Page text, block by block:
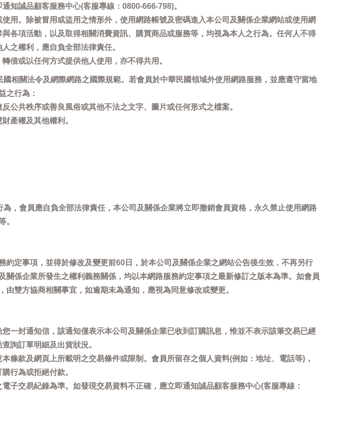
知誠品顧客服務中心(客服專線：0800-666-798)。
用。除被冒用或盜用之情形外，使用網路帳號及密碼進入本公司及關係企業網站或使用網
各項活動，以及取得相關消費資訊、購買商品或服務等，均視為本人之行為。任何人不得
之權利，應自負全部法律責任。
借或以任何方式提供他人使用，亦不得共用。
相關法令及網際網路之國際規範。若會員於中華民國領域外使用網路服務，並應遵守當地
之行為：
公共秩序或善良風俗或其他不法之文字、圖片或任何形式之檔案。
產權及其他權利。
，會員應自負全部法律責任，本公司及關係企業將立即撤銷會員資格，永久禁止使用網路
。
定事項，並得於修改及變更前60日，於本公司及關係企業之網站公告後生效，不再另行
係企業所發生之權利義務關係，均以本網路服務約定事項之最新修訂之版本為準。如會員
雙方協商相關事宜，如逾期未為通知，應視為同意修改或變更。
一封通知信，該通知僅表示本公司及關係企業已收到訂購訊息，惟並不表示該筆交易已經
詢訂單明細及出貨狀況。
條款及網頁上所載明之交易條件或限制。會員所留存之個人資料(例如：地址、電話等)，
行為或拒絕付款。
子交易紀錄為準。如發現交易資料不正確，應立即通知誠品顧客服務中心(客服專線：